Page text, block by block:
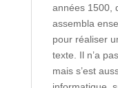
années 1500,
assembla
pour réaliser
texte. Il n’a
mais s’est